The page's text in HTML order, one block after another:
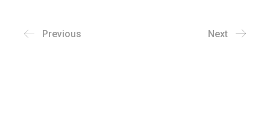
Previous Next